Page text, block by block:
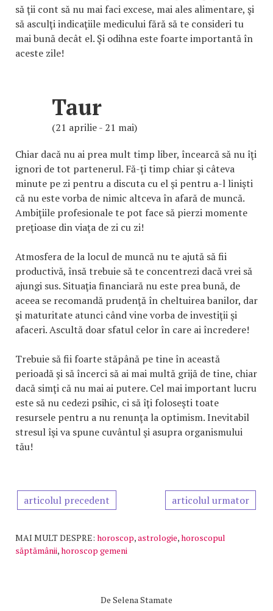
să ţii cont să nu mai faci excese, mai ales alimentare, şi
să asculţi indicaţiile medicului fără să te consideri tu
mai bună decât el. Şi odihna este foarte importantă în
aceste zile!
Taur
(21 aprilie - 21 mai)
Chiar dacă nu ai prea mult timp liber, încearcă să nu îţi
ignori de tot partenerul. Fă-ţi timp chiar şi câteva
minute pe zi pentru a discuta cu el şi pentru a-l linişti
că nu este vorba de nimic altceva în afară de muncă.
Ambiţiile profesionale te pot face să pierzi momente
preţioase din viaţa de zi cu zi!
Atmosfera de la locul de muncă nu te ajută să fii
productivă, însă trebuie să te concentrezi dacă vrei să
ajungi sus. Situaţia financiară nu este prea bună, de
aceea se recomandă prudenţă în cheltuirea banilor, dar
şi maturitate atunci când vine vorba de investiţii şi
afaceri. Ascultă doar sfatul celor în care ai încredere!
Trebuie să fii foarte stăpână pe tine în această
perioadă şi să încerci să ai mai multă grijă de tine, chiar
dacă simţi că nu mai ai putere. Cel mai important lucru
este să nu cedezi psihic, ci să îţi foloseşti toate
resursele pentru a nu renunţa la optimism. Inevitabil
stresul îşi va spune cuvântul şi asupra organismului
tău!
articolul precedent articolul urmator
MAI MULT DESPRE: horoscop,astrologie,horoscopul
săptămânii,horoscop gemeni
De Selena Stamate